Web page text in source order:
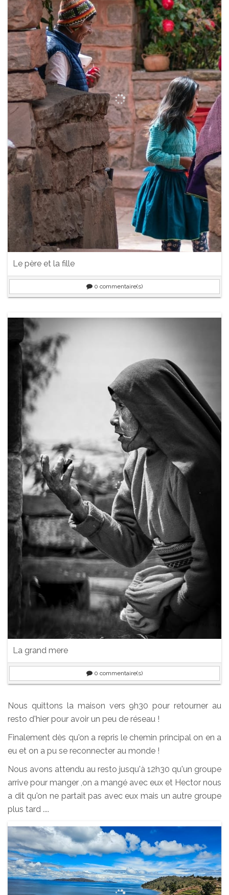
Le père et la fille
0 commentaire(s)
La grand mere
0 commentaire(s)
Nous quittons la maison vers 9h30 pour retourner au
resto d'hier pour avoir un peu de réseau !
Finalement dès qu'on a repris le chemin principal on en a
eu et on a pu se reconnecter au monde !
Nous avons attendu au resto jusqu'à 12h30 qu'un groupe
arrive pour manger ,on a mangé avec eux et Hector nous
a dit qu'on ne partait pas avec eux mais un autre groupe
plus tard ....